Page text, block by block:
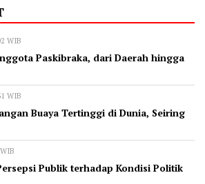
WIB
Paskibraka, dari Daerah hingga
WIB
Buaya Tertinggi di Dunia, Seiring
Publik terhadap Kondisi Politik